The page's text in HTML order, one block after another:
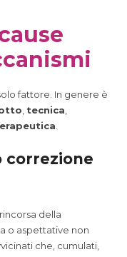
fattore. In genere è
tecnica
correzione
della
o aspettative non
che, cumulati,